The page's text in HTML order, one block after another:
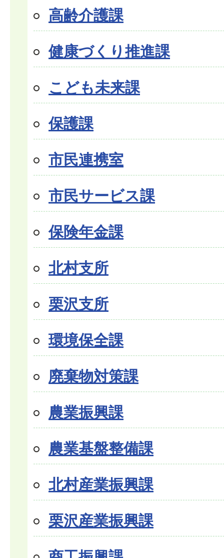
高齢介護課
健康づくり推進課
こども未来課
保護課
市民連携室
市民サービス課
保険年金課
北村支所
栗沢支所
環境保全課
廃棄物対策課
農業振興課
農業基盤整備課
北村産業振興課
栗沢産業振興課